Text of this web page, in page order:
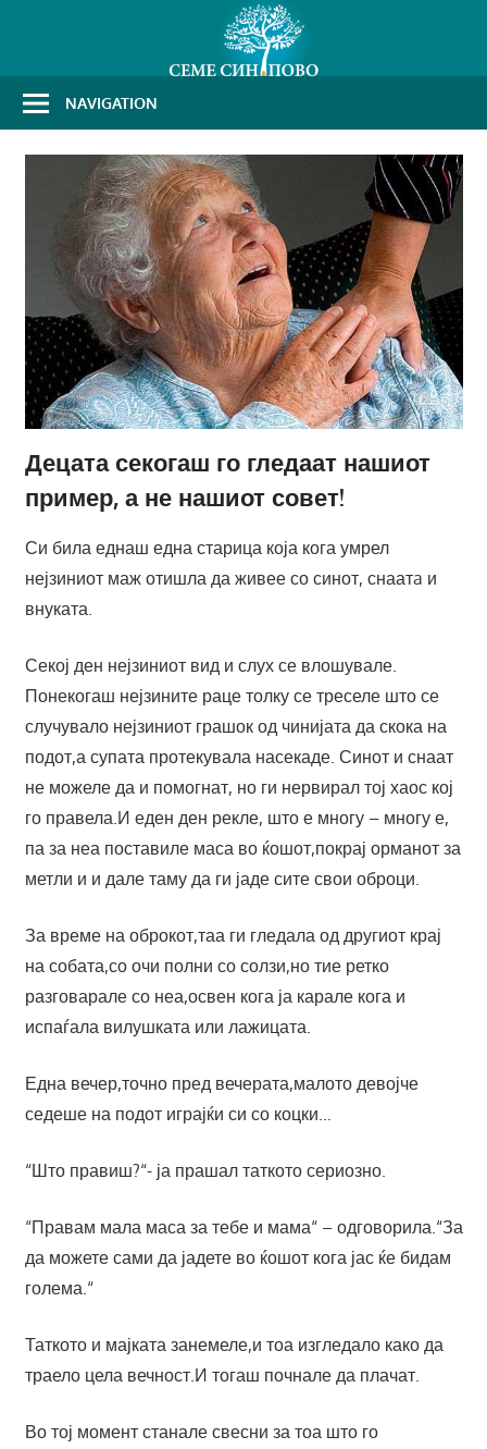
NAVIGATION
Децата секогаш го гледаат нашиот
пример, а не нашиот совет!
Си била еднаш една старица која кога умрел
нејзиниот маж отишла да живее со синот, снаатa и
внуката.
Секој ден нејзиниот вид и слух се влошувале.
Понекогаш нејзините раце толку се треселе што се
случувало нејзиниот грашок од чинијата да скока на
подот,а супата протекувала насекаде. Синот и снаат
не можеле да и помогнат, но ги нервирал тој хаос кој
го правела.И еден ден рекле, што е многу – многу е,
па за неа поставиле маса во ќошот,покрај орманот за
метли и и дале таму да ги јаде сите свои оброци.
За време на оброкот,таа ги гледала од другиот крај
на собата,со очи полни со солзи,но тие ретко
разговарале со неа,освен кога ја карале кога и
испаѓала вилушката или лажицата.
Една вечер,точно пред вечерата,малото девојче
седеше на подот играјќи си со коцки…
“Што правиш?“- ја прашал таткото сериозно.
“Правам мала маса за тебе и мама“ – одговорила.“За
да можете сами да јадете во ќошот кога јас ќе бидам
голема.“
Таткото и мајката занемеле,и тоа изгледало како да
траело цела вечност.И тогаш почнале да плачат.
Во тој момент станале свесни за тоа што го